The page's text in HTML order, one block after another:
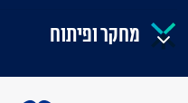
מחקר ופיתוח